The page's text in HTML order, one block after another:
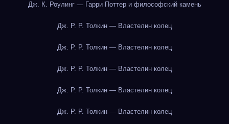
Дж. К. Роулинг — Гарри Поттер и философский камень
Дж. Р. Р. Толкин — Властелин колец
Дж. Р. Р. Толкин — Властелин колец
Дж. Р. Р. Толкин — Властелин колец
Дж. Р. Р. Толкин — Властелин колец
Дж. Р. Р. Толкин — Властелин колец